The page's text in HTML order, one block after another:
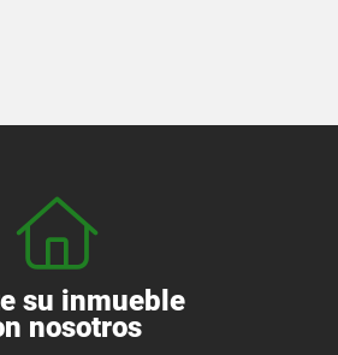
su inmueble
nosotros